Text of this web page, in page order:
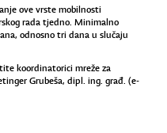
ove vrste mobilnosti
rada tjedno. Minimalno
odnosno tri dana u slučaju
koordinatorici mreže za
Grubeša, dipl. ing. građ. (e-